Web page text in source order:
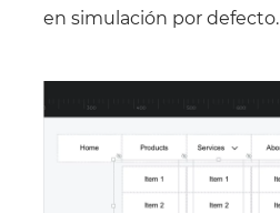
en simulación por defecto.